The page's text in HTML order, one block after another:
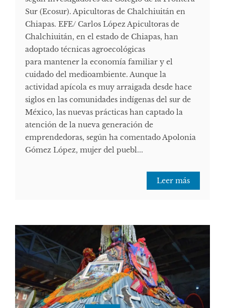
Sur (Ecosur). Apicultoras de Chalchiuitán en
Chiapas. EFE/ Carlos López Apicultoras de
Chalchiuitán, en el estado de Chiapas, han
adoptado técnicas agroecológicas
para mantener la economía familiar y el
cuidado del medioambiente. Aunque la
actividad apícola es muy arraigada desde hace
siglos en las comunidades indígenas del sur de
México, las nuevas prácticas han captado la
atención de la nueva generación de
emprendedoras, según ha comentado Apolonia
Gómez López, mujer del puebl...
Leer más